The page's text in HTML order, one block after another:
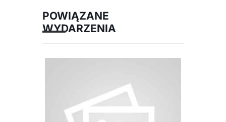
POWIĄZANE
WYDARZENIA